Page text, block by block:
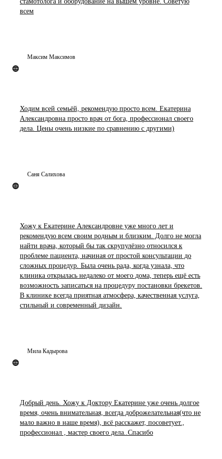
всем
Максим Максимов
Ходим всей семьёй, рекомендую просто всем. Екатерина
Александровна просто врач от бога, профессионал своего
дела. Цены очень низкие по сравнению с другими)
Саня Салихова
Хожу к Екатерине Александровне уже много лет и
рекомендую всем своим родным и близким. Долго не могла
найти врача, который бы так скрупулёзно относился к
проблеме пациента, начиная от простой консультации до
сложных процедур. Была очень рада, когда узнала, что
клиника открылась недалеко от моего дома, теперь ещё есть
возможность записаться на процедуру постановки брекетов.
В клинике всегда приятная атмосфера, качественная услуга,
стильный и современный дизайн.
Мила Кадырова
Добрый день. Хожу к Доктору Екатерине уже очень долгое
время, очень внимательная, всегда доброжелательная(что не
мало важно в наше время), всё расскажет, посоветует.,
профессионал , мастер своего дела..Спасибо